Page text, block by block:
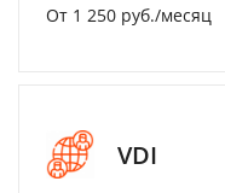
От 1 250 руб./месяц
VDI